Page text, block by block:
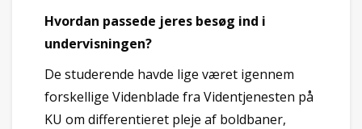
Hvordan passede jeres besøg ind i
undervisningen?
De studerende havde lige været igennem
forskellige Videnblade fra Videntjenesten på
KU om differentieret pleje af boldbaner,